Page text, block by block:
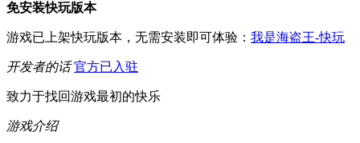
免安装快玩版本
游戏已上架快玩版本，无需安装即可体验： 我是海盗王-快玩
开发者的话 官方已入驻
致力于找回游戏最初的快乐
游戏介绍